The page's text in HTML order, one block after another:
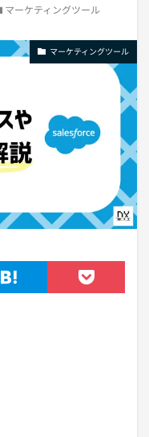
マーケティングツール
マーケティングツール